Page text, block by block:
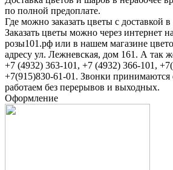
по полной предоплате.
Где можно заказать цветы с доставкой
Заказать цветы можно через интернет
розы101.рф или в нашем магазине
адресу ул. Лежневская, дом 161. А так
+7 (4932) 363-101, +7 (4932) 366-101,
+7(915)830-61-01. Звонки
работаем без перерывов и выходных.
Оформление